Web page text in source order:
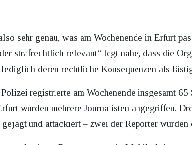
sehr genau, was am Wochenende in Erfurt
strafrechtlich relevant“ legt nahe, dass die
deren rechtliche Konsequenzen als
registrierte am Wochenende insgesamt 65
wurden mehrere Journalisten angegriffen.
und attackiert – zwei der Reporter wurden